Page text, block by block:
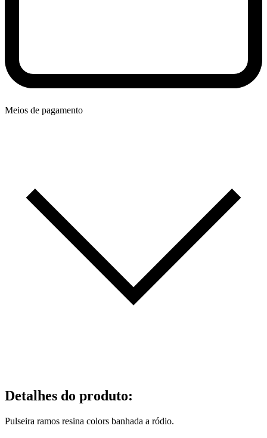
Meios de pagamento
Detalhes do produto:
Pulseira ramos resina colors banhada a ródio.